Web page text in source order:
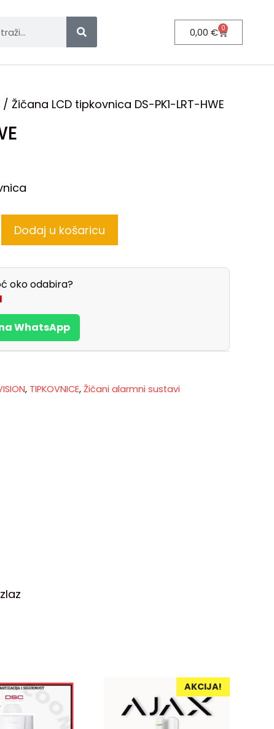
0,00€ 0
/ Žičana LCD tipkovnica DS-PK1-LRT-HWE
Dodaj u košaricu
oko odabira?
WhatsApp
, TIPKOVNICE, Žičani alarmni sustavi
AKCIJA!